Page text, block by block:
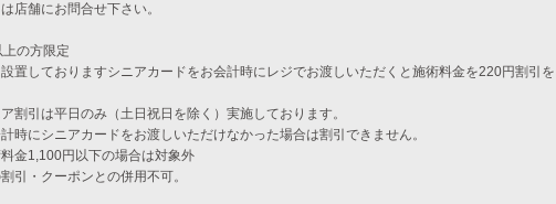
店舗にお問合せ下さい。
の方限定
置しておりますシニアカードをお会計時にレジでお渡しいただくと施術料金を220円割引
割引は平日のみ（土日祝日を除く）実施しております。
時にシニアカードをお渡しいただけなかった場合は割引できません。
金1,100円以下の場合は対象外
引・クーポンとの併用不可。